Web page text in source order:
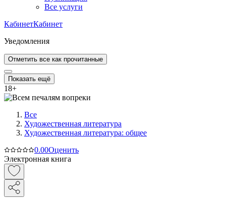
Все услуги
КабинетКабинет
Уведомления
Отметить все как прочитанные
Показать ещё
18+
Все
Художественная литература
Художественная литература: общее
0.00Оценить
Электронная книга